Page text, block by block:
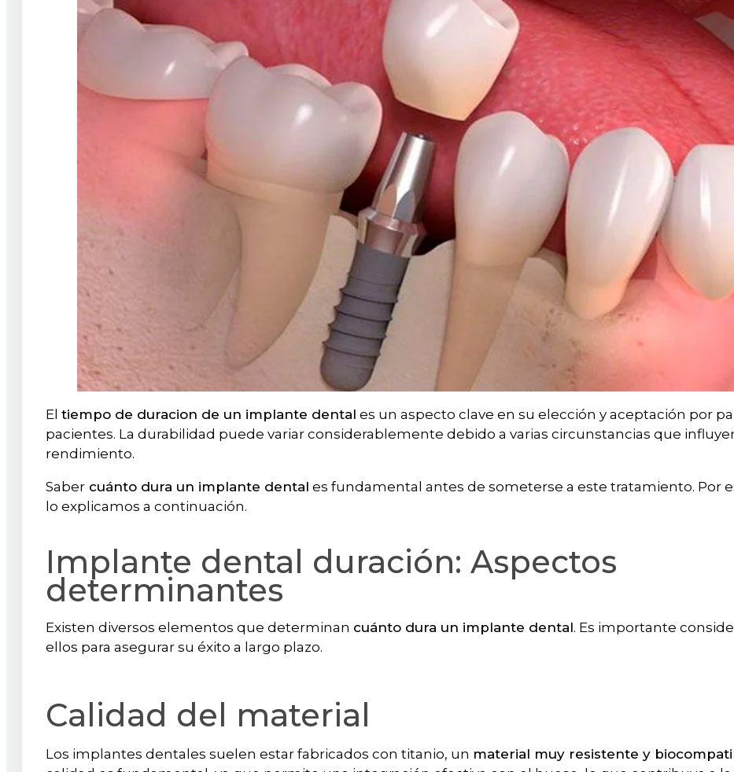
El tiempo de duracion de un implante dental es un aspecto clave en su elección y aceptación por
pacientes. La durabilidad puede variar considerablemente debido a varias circunstancias que
rendimiento.
Saber cuánto dura un implante dental es fundamental antes de someterse a este tratamiento. Por
lo explicamos a continuación.
Implante dental duración: Aspectos
determinantes
Existen diversos elementos que determinan cuánto dura un implante dental. Es importante
ellos para asegurar su éxito a largo plazo.
Calidad del material
Los implantes dentales suelen estar fabricados con titanio, un material muy resistente y